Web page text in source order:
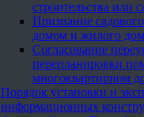
строительства или
Признание
домом и жилого
Согласование
перепланировки
многоквартирном
Порядок установки и
информационных